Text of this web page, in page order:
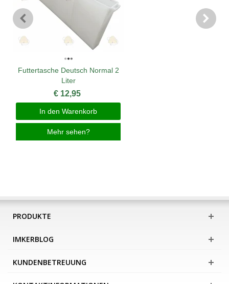
Futtertasche Deutsch Normal 2
Liter
€ 12,95
In den Warenkorb
Mehr sehen?
PRODUKTE
IMKERBLOG
KUNDENBETREUUNG